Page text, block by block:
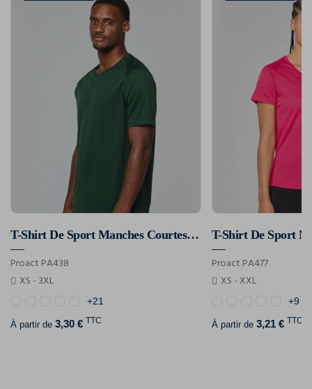
T-Shirt De Sport Manches Courtes Homme
Proact PA438
XS - 3XL
+21
À partir de 3,30 € TTC
Proact PA477
XS - XXL
+9
À partir de 3,21 € TTC